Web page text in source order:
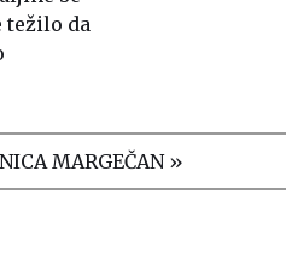
težilo da
MARGEČAN »